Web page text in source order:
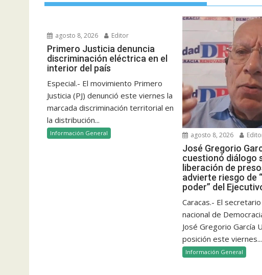
agosto 8, 2026 Editor
Primero Justicia denuncia
discriminación eléctrica en el
interior del país
Especial.- El movimiento Primero
Justicia (PJ) denunció este viernes la
marcada discriminación territorial en
la distribución...
Información General agosto 8, 2026
José Gregorio
cuestionó diálogo
liberación de
advierte riesgo de
poder” del
Caracas.- El
nacional de
José Gregorio García
posición este viernes...
Información General